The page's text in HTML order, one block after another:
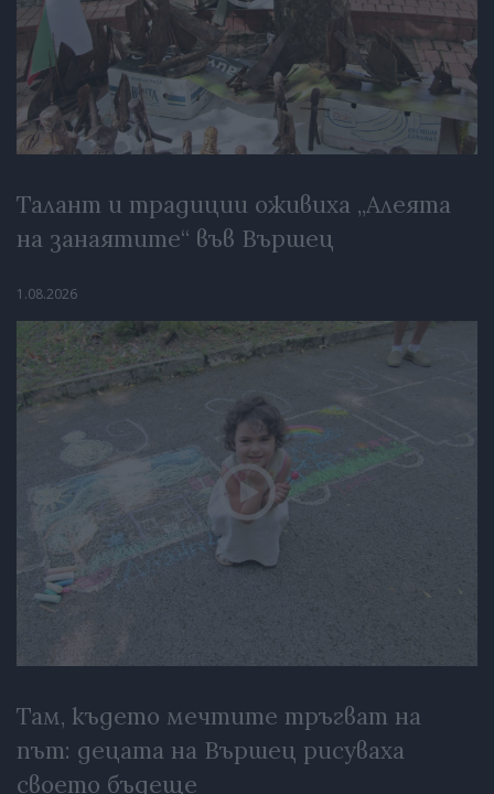
Талант и традиции оживиха „Алеята
на занаятите“ във Вършец
1.08.2026
Там, където мечтите тръгват на
път: децата на Вършец рисуваха
своето бъдеще